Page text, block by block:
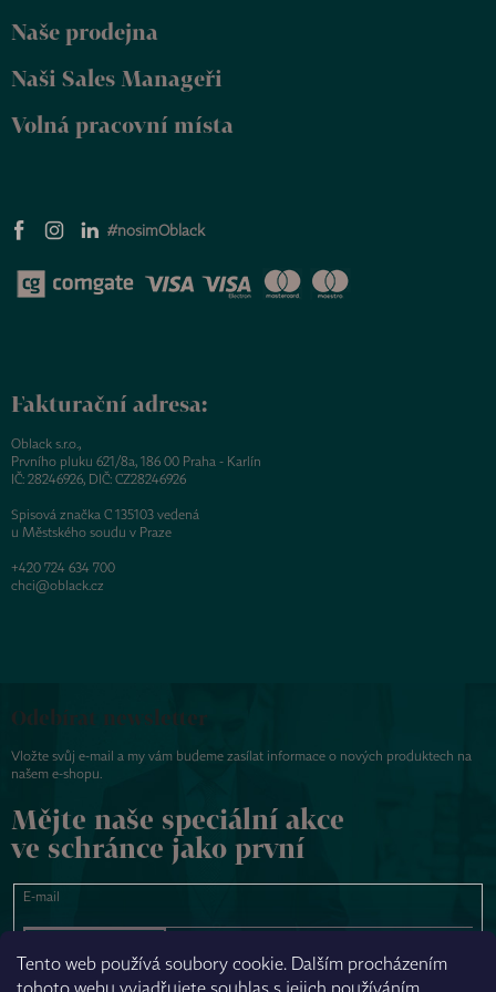
Tento web používá soubory cookie. Dalším procházením
Naše prodejna
Naši Sales Manageři
Volná pracovní místa
#nosimOblack
Fakturační adresa:
Oblack s.r.o.,
Prvního pluku 621/8a, 186 00 Praha - Karlín
IČ: 28246926, DIČ: CZ28246926
Spisová značka C 135103 vedená
u Městského soudu v Praze
+420 724 634 700
chci@oblack.cz
Odebírat newsletter
Vložte svůj e-mail a my vám budeme zasílat informace o nových produktech na
našem e-shopu.
Mějte naše speciální akce
ve schránce jako první
E-mail